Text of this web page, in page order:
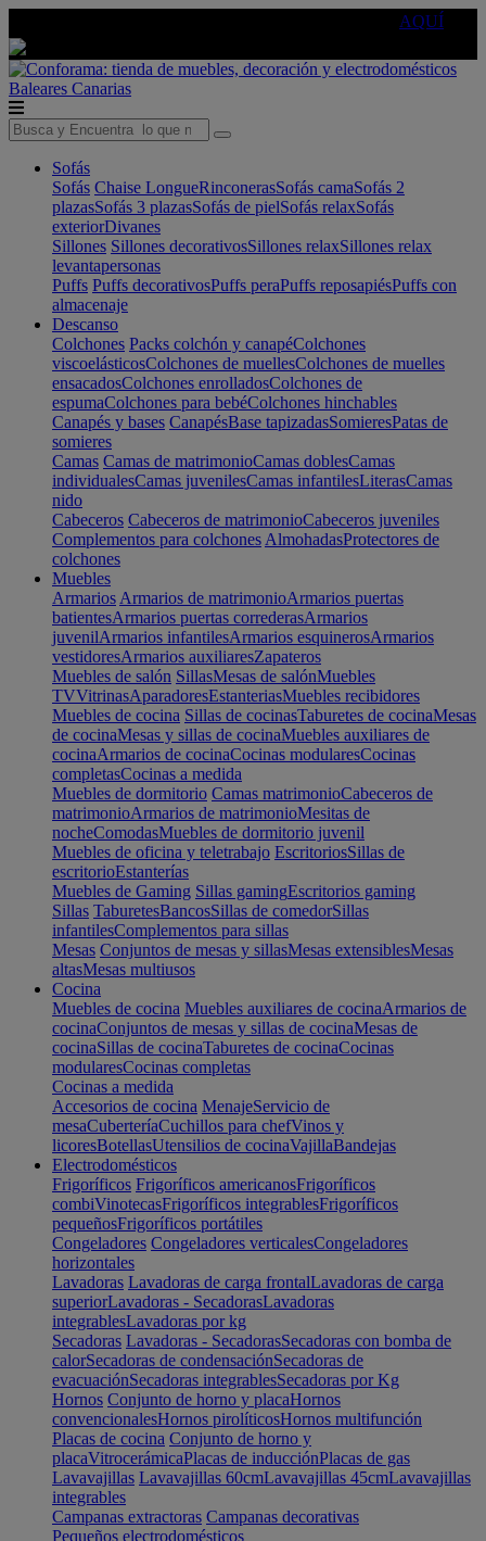
AQUÍ
Baleares Canarias
Sofás
Sofás Chaise LongueRinconerasSofás camaSofás 2
plazasSofás 3 plazasSofás de pielSofás relaxSofás
exteriorDivanes
Sillones Sillones decorativosSillones relaxSillones relax
levantapersonas
Puffs Puffs decorativosPuffs peraPuffs reposapiésPuffs con
almacenaje
Descanso
Colchones Packs colchón y canapéColchones
viscoelásticosColchones de muellesColchones de muelles
ensacadosColchones enrolladosColchones de
espumaColchones para bebéColchones hinchables
Canapés y bases CanapésBase tapizadasSomieresPatas de
somieres
Camas Camas de matrimonioCamas doblesCamas
individualesCamas juvenilesCamas infantilesLiterasCamas
nido
Cabeceros Cabeceros de matrimonioCabeceros juveniles
Complementos para colchones AlmohadasProtectores de
colchones
Muebles
Armarios Armarios de matrimonioArmarios puertas
batientesArmarios puertas correderasArmarios
juvenilArmarios infantilesArmarios esquinerosArmarios
vestidoresArmarios auxiliaresZapateros
Muebles de salón SillasMesas de salónMuebles
TVVitrinasAparadoresEstanteriasMuebles recibidores
Muebles de cocina Sillas de cocinasTaburetes de cocinaMesas
de cocinaMesas y sillas de cocinaMuebles auxiliares de
cocinaArmarios de cocinaCocinas modularesCocinas
completasCocinas a medida
Muebles de dormitorio Camas matrimonioCabeceros de
matrimonioArmarios de matrimonioMesitas de
nocheComodasMuebles de dormitorio juvenil
Muebles de oficina y teletrabajo EscritoriosSillas de
escritorioEstanterías
Muebles de Gaming Sillas gamingEscritorios gaming
Sillas TaburetesBancosSillas de comedorSillas
infantilesComplementos para sillas
Mesas Conjuntos de mesas y sillasMesas extensiblesMesas
altasMesas multiusos
Cocina
Muebles de cocina Muebles auxiliares de cocinaArmarios de
cocinaConjuntos de mesas y sillas de cocinaMesas de
cocinaSillas de cocinaTaburetes de cocinaCocinas
modularesCocinas completas
Cocinas a medida
Accesorios de cocina MenajeServicio de
mesaCuberteríaCuchillos para chefVinos y
licoresBotellasUtensilios de cocinaVajillaBandejas
Electrodomésticos
Frigoríficos Frigoríficos americanosFrigoríficos
combiVinotecasFrigoríficos integrablesFrigoríficos
pequeñosFrigoríficos portátiles
Congeladores Congeladores verticalesCongeladores
horizontales
Lavadoras Lavadoras de carga frontalLavadoras de carga
superiorLavadoras - SecadorasLavadoras
integrablesLavadoras por kg
Secadoras Lavadoras - SecadorasSecadoras con bomba de
calorSecadoras de condensaciónSecadoras de
evacuaciónSecadoras integrablesSecadoras por Kg
Hornos Conjunto de horno y placaHornos
convencionalesHornos pirolíticosHornos multifunción
Placas de cocina Conjunto de horno y
placaVitrocerámicaPlacas de inducciónPlacas de gas
Lavavajillas Lavavajillas 60cmLavavajillas 45cmLavavajillas
integrables
Campanas extractoras Campanas decorativas
Pequeños electrodomésticos